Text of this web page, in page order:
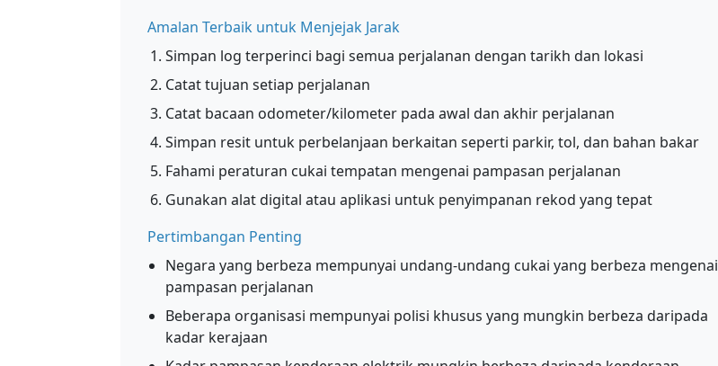
Amalan Terbaik untuk Menjejak Jarak
Simpan log terperinci bagi semua perjalanan dengan tarikh dan lokasi
Catat tujuan setiap perjalanan
Catat bacaan odometer/kilometer pada awal dan akhir perjalanan
Simpan resit untuk perbelanjaan berkaitan seperti parkir, tol, dan bahan bakar
Fahami peraturan cukai tempatan mengenai pampasan perjalanan
Gunakan alat digital atau aplikasi untuk penyimpanan rekod yang tepat
Pertimbangan Penting
Negara yang berbeza mempunyai undang-undang cukai yang berbeza mengenai
pampasan perjalanan
Beberapa organisasi mempunyai polisi khusus yang mungkin berbeza daripada
kadar kerajaan